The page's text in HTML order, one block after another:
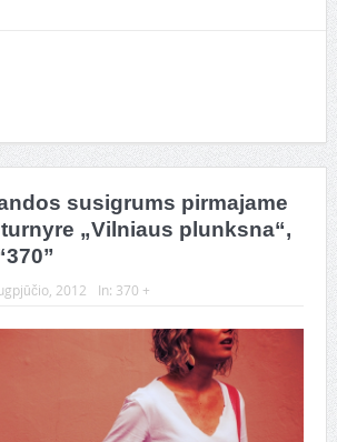
susigrums pirmajame
„Vilniaus plunksna“,
2012 In: 370 +